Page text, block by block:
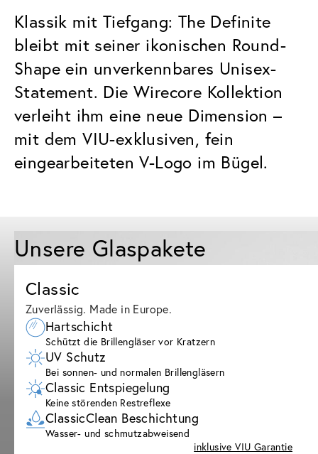
Klassik mit Tiefgang: The Definite
bleibt mit seiner ikonischen Round-
Shape ein unverkennbares Unisex-
Statement. Die Wirecore Kollektion
verleiht ihm eine neue Dimension –
mit dem VIU-exklusiven, fein
eingearbeiteten V-Logo im Bügel.
Unsere Glaspakete
Classic
Zuverlässig. Made in Europe.
Hartschicht
Schützt die Brillengläser vor Kratzern
UV Schutz
Bei sonnen- und normalen Brillengläsern
Classic Entspiegelung
Keine störenden Restreflexe
ClassicClean Beschichtung
Wasser- und schmutzabweisend
inklusive VIU Garantie